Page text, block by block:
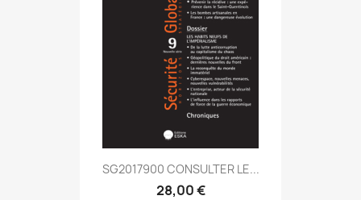
SG2017900 CONSULTER LE...
28,00 €